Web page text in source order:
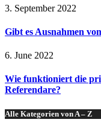
3. September 2022
Gibt es Ausnahmen
6. June 2022
Wie funktioniert die
Referendare?
Alle Kategorien von A – Z